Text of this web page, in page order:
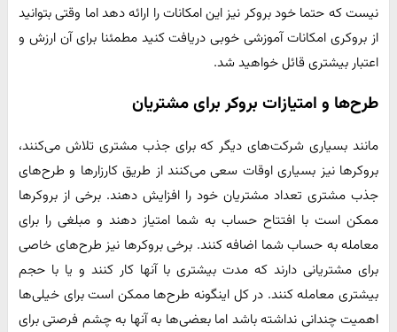
نیست که حتما خود بروکر نیز این امکانات را ارائه دهد اما وقتی بتوانید
از بروکری امکانات آموزشی خوبی دریافت کنید مطمئنا برای آن ارزش و
اعتبار بیشتری قائل خواهید شد.
طرح‌ها و امتیازات بروکر برای مشتریان
مانند بسیاری شرکت‌های دیگر که برای جذب مشتری تلاش می‌کنند،
بروکرها نیز بسیاری اوقات سعی می‌کنند از طریق کارزارها و طرح‌های
جذب مشتری تعداد مشتریان خود را افزایش دهند. برخی از بروکرها
ممکن است با افتتاح حساب به شما امتیاز دهند و مبلغی را برای
معامله به حساب شما اضافه کنند. برخی بروکرها نیز طرح‌های خاصی
برای مشتریانی دارند که مدت بیشتری با آنها کار کنند و یا با حجم
بیشتری معامله کنند. در کل اینگونه طرح‌ها ممکن است برای خیلی‌ها
اهمیت چندانی نداشته باشد اما بعضی‌ها به آنها به چشم فرصتی برای